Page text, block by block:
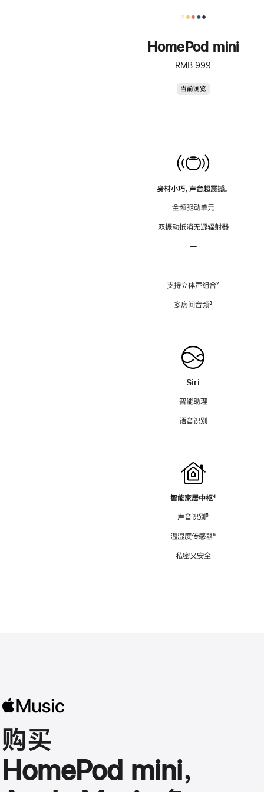
HomePod mini
RMB 999
当前浏览
身材小巧，声音超震撼。
全频驱动单元
双振动抵消无源辐射器
—
—
支持立体声组合脚
²
多房间音频脚
³
Siri
智能助理
语音识别
智能家居中枢脚
⁴
声音识别脚
⁵
温湿度传感器脚
⁶
私密又安全
购买
HomePod mini，